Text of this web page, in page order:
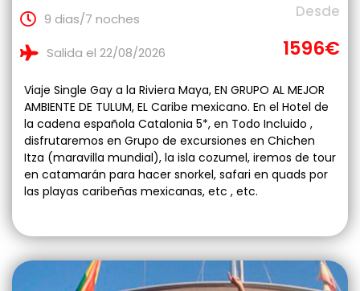
9 dias/7 noches
Salida el 22/08/2026
Desde
1596€
Viaje Single Gay a la Riviera Maya, EN GRUPO AL MEJOR
AMBIENTE DE TULUM, EL Caribe mexicano. En el Hotel de
la cadena española Catalonia 5*, en Todo Incluido ,
disfrutaremos en Grupo de excursiones en Chichen
Itza (maravilla mundial), la isla cozumel, iremos de tour
en catamarán para hacer snorkel, safari en quads por
las playas caribeñas mexicanas, etc , etc.